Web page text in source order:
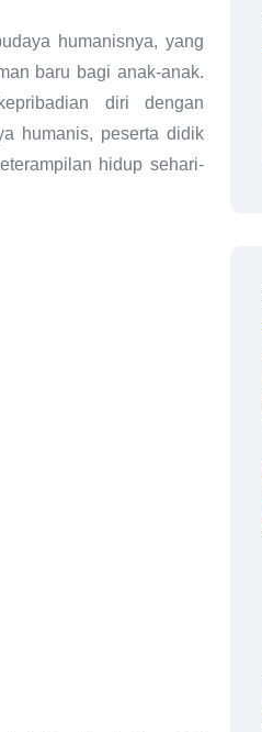
humanisnya, yang
baru bagi anak-anak.
diri dengan
humanis, peserta didik
hidup sehari-